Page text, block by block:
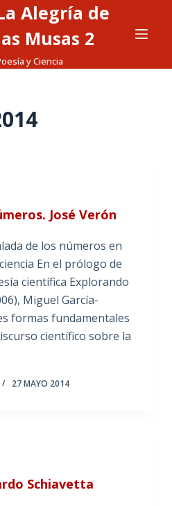
Alegría de
Musas 2
y Ciencia
José Verón
de los números en
En el prólogo de
científica Explorando
Miguel García-
formas fundamentales
científico sobre la
27 MAYO 2014
Schiavetta